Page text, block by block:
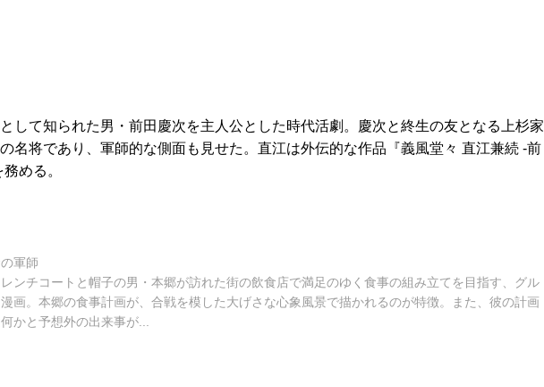
して知られた男・前田慶次を主人公とした時代活劇。慶次と終生の友となる上杉家
名将であり、軍師的な側面も見せた。直江は外伝的な作品『義風堂々 直江兼続 -前
める。
軍師
レンチコートと帽子の男・本郷が訪れた街の飲食店で満足のゆく食事の組み立てを目指す、グル
漫画。本郷の食事計画が、合戦を模した大げさな心象風景で描かれるのが特徴。また、彼の計画
かと予想外の出来事が...